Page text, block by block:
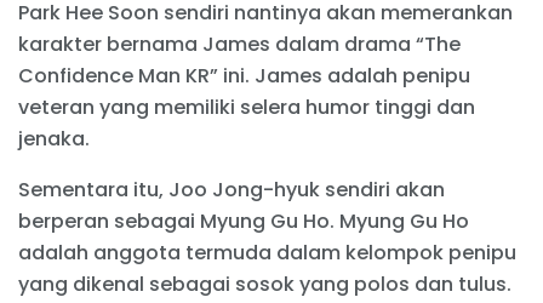
Park Hee Soon sendiri nantinya akan memerankan
karakter bernama James dalam drama “The
Confidence Man KR” ini. James adalah penipu
veteran yang memiliki selera humor tinggi dan
jenaka.
Sementara itu, Joo Jong-hyuk sendiri akan
berperan sebagai Myung Gu Ho. Myung Gu Ho
adalah anggota termuda dalam kelompok penipu
yang dikenal sebagai sosok yang polos dan tulus.